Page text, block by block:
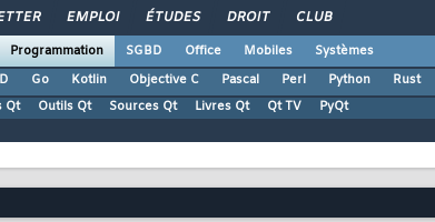
EMPLOI ÉTUDES DROIT CLUB
Programmation SGBD Office Mobiles
Systèmes
D Go Kotlin Objective C Pascal Perl Python Rust
Qt Outils Qt Sources Qt Livres Qt Qt TV PyQt